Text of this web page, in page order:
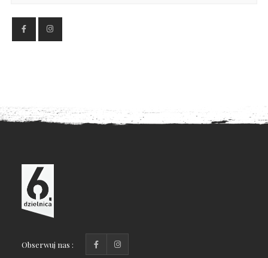
Obserwuj nas :